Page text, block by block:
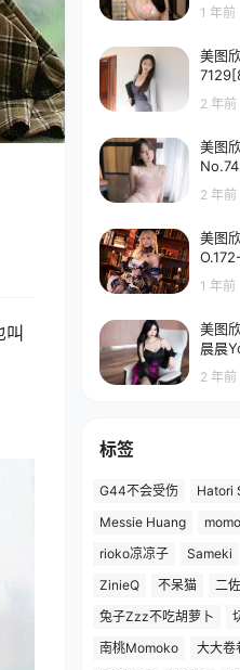
叫
1 年前
美图
2 年前
美图
2 年前
美图
8P-
1 年前
美图
晨晨
／
2 年前
标签
G44不会受伤 Hatori
Messie Huang
rioko凉凉子
Sameki
ZinieQ
不呆猫
二
兔子Zzz不吃胡萝卜
南桃Momoko
大大卷